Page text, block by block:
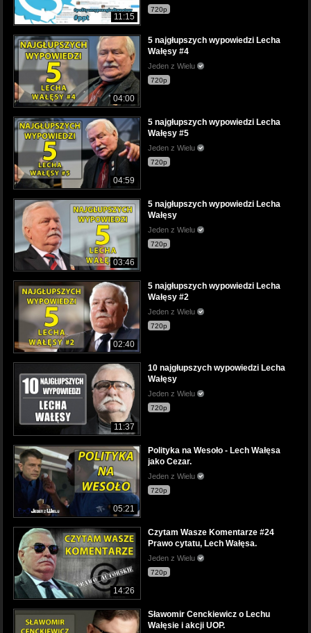
11:15
720p
04:00
5 najgłupszych wypowiedzi Lecha
Wałęsy #4
Jeden z Wielu
720p
04:59
5 najgłupszych wypowiedzi Lecha
Wałęsy #5
Jeden z Wielu
720p
03:46
5 najgłupszych wypowiedzi Lecha
Wałęsy
Jeden z Wielu
720p
02:40
5 najgłupszych wypowiedzi Lecha
Wałęsy #2
Jeden z Wielu
720p
11:37
10 najgłupszych wypowiedzi Lecha
Wałęsy
Jeden z Wielu
720p
05:21
Polityka na Wesoło - Lech Wałęsa
jako Cezar.
Jeden z Wielu
720p
14:26
Czytam Wasze Komentarze #24
Prawo cytatu, Lech Wałęsa.
Jeden z Wielu
720p
Sławomir Cenckiewicz o Lechu
Wałęsie i akcji UOP.